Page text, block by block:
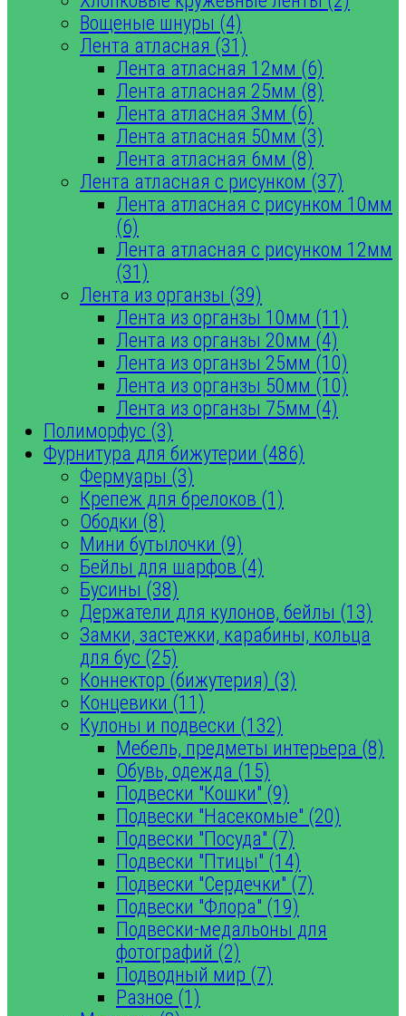
Вощеные шнуры (4)
Лента атласная (31)
Лента атласная 12мм (6)
Лента атласная 25мм (8)
Лента атласная 3мм (6)
Лента атласная 50мм (3)
Лента атласная 6мм (8)
Лента атласная с рисунком (37)
Лента атласная с рисунком 10мм
(6)
Лента атласная с рисунком 12мм
(31)
Лента из органзы (39)
Лента из органзы 10мм (11)
Лента из органзы 20мм (4)
Лента из органзы 25мм (10)
Лента из органзы 50мм (10)
Лента из органзы 75мм (4)
Полиморфус (3)
Фурнитура для бижутерии (486)
Фермуары (3)
Крепеж для брелоков (1)
Ободки (8)
Мини бутылочки (9)
Бейлы для шарфов (4)
Бусины (38)
Держатели для кулонов, бейлы (13)
Замки, застежки, карабины, кольца
для бус (25)
Коннектор (бижутерия) (3)
Концевики (11)
Кулоны и подвески (132)
Мебель, предметы интерьера (8)
Обувь, одежда (15)
Подвески "Кошки" (9)
Подвески "Насекомые" (20)
Подвески "Посуда" (7)
Подвески "Птицы" (14)
Подвески "Сердечки" (7)
Подвески "Флора" (19)
Подвески-медальоны для
фотографий (2)
Подводный мир (7)
Разное (1)